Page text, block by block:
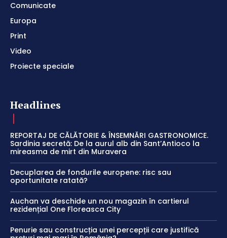
Comunicate
Europa
Print
Video
Proiecte speciale
Headlines
REPORTAJ DE CĂLĂTORIE & ÎNSEMNĂRI GASTRONOMICE.
Sardinia secretă: De la aurul alb din Sant’Antioco la
mireasma de mirt din Muravera
Decuplarea de fondurile europene: risc sau
oportunitate ratată?
Auchan va deschide un nou magazin în cartierul
rezidențial One Floreasca City
Penurie sau construcția unei percepții care justifică